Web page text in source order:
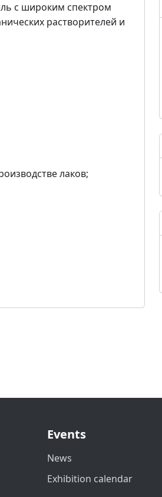
с широким спектром
растворителей и
лаков;
Events
News
Exhibition calendar